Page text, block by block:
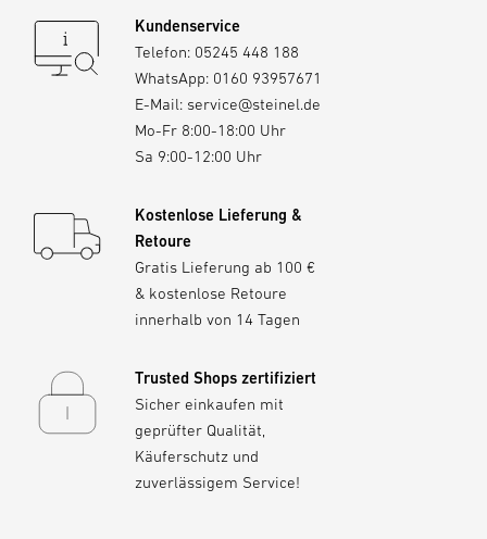
Kundenservice
Telefon: 05245 448 188
WhatsApp: 0160 93957671
E-Mail: service@steinel.de
Mo-Fr 8:00-18:00 Uhr
Sa 9:00-12:00 Uhr
Kostenlose Lieferung &
Retoure
Gratis Lieferung ab 100 €
& kostenlose Retoure
innerhalb von 14 Tagen
Trusted Shops zertifiziert
Sicher einkaufen mit
geprüfter Qualität,
Käuferschutz und
zuverlässigem Service!